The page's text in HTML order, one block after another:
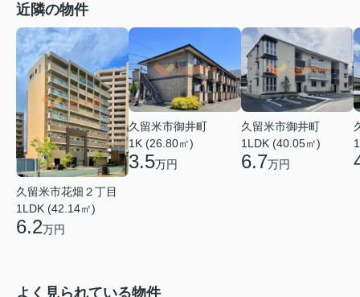
近隣の物件
久留米市花畑２丁目
1LDK (42.14㎡)
6.2万円
久留米市御井町
1K (26.80㎡)
3.5万円
久留米市御井町
1LDK (40.05㎡)
6.7万円
よく見られている物件